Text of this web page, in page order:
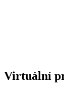
Virtuální